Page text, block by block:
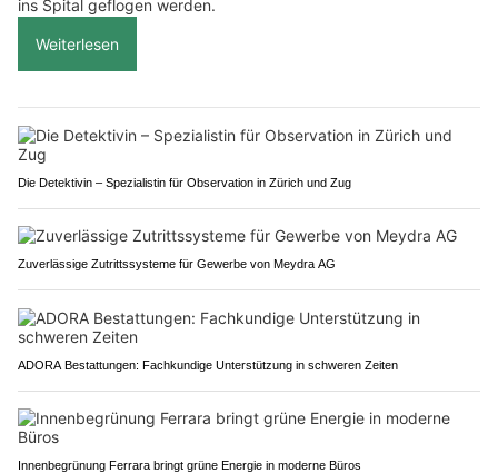
ins Spital geflogen werden.
Weiterlesen
Die Detektivin – Spezialistin für Observation in Zürich und Zug
Zuverlässige Zutrittssysteme für Gewerbe von Meydra AG
ADORA Bestattungen: Fachkundige Unterstützung in schweren Zeiten
Innenbegrünung Ferrara bringt grüne Energie in moderne Büros